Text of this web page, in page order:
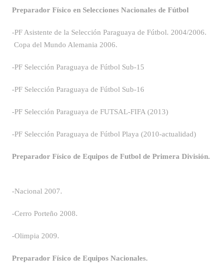
Preparador Físico en Selecciones Nacionales de Fútbol
-PF Asistente de la Selección Paraguaya de Fútbol. 2004/2006.
Copa del Mundo Alemania 2006.
-PF Selección Paraguaya de Fútbol Sub-15
-PF Selección Paraguaya de Fútbol Sub-16
-PF Selección Paraguaya de FUTSAL-FIFA (2013)
-PF Selección Paraguaya de Fútbol Playa (2010-actualidad)
Preparador Físico de Equipos de Futbol de Primera División.
-Nacional 2007.
-Cerro Porteño 2008.
-Olimpia 2009.
Preparador Físico de Equipos Nacionales.